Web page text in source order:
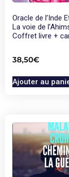
Oracle de l’Inde
La voie de
Coffret livre +
38,50€
Ajouter au